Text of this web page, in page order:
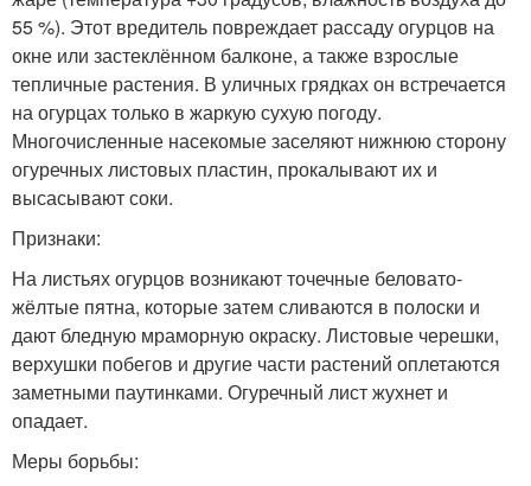
55 %). Этот вредитель повреждает рассаду огурцов на
окне или застеклённом балконе, а также взрослые
тепличные растения. В уличных грядках он встречается
на огурцах только в жаркую сухую погоду.
Многочисленные насекомые заселяют нижнюю сторону
огуречных листовых пластин, прокалывают их и
высасывают соки.
Признаки:
На листьях огурцов возникают точечные беловато-
жёлтые пятна, которые затем сливаются в полоски и
дают бледную мраморную окраску. Листовые черешки,
верхушки побегов и другие части растений оплетаются
заметными паутинками. Огуречный лист жухнет и
опадает.
Меры борьбы: